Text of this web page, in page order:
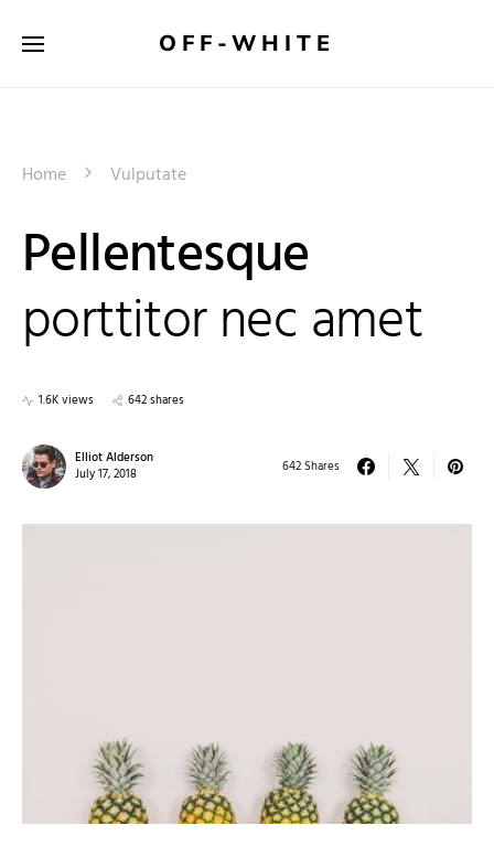
OFF-WHITE
Home Vulputate
Pellentesque
porttitor nec amet
1.6K views 642 shares
Elliot Alderson
July 17, 2018
642 Shares